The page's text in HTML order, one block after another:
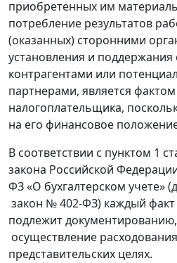
приобретенных им
потребление результатов
(оказанных) сторонними
установления и поддержания
контрагентами или
партнерами, является
налогоплательщика,
на его финансовое
В соответствии с пунктом 1
закона Российской
ФЗ «О бухгалтерском учете»
закон № 402-ФЗ) каждый
подлежит
осуществление
представительских целях.